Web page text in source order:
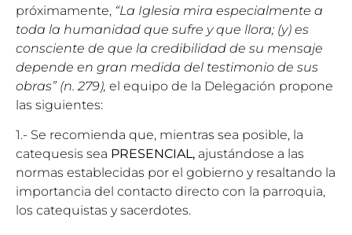
próximamente, “La Iglesia mira especialmente a
toda la humanidad que sufre y que llora; (y) es
consciente de que la credibilidad de su mensaje
depende en gran medida del testimonio de sus
obras” (n. 279), el equipo de la Delegación propone
las siguientes:
1.- Se recomienda que, mientras sea posible, la
catequesis sea PRESENCIAL, ajustándose a las
normas establecidas por el gobierno y resaltando la
importancia del contacto directo con la parroquia,
los catequistas y sacerdotes.